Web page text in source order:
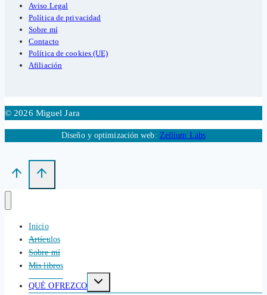
Aviso Legal
Política de privacidad
Sobre mí
Contacto
Política de cookies (UE)
Afiliación
© 2026 Miguel Jara
Diseño y optimización web: Zellium Labs
Inicio
Artículos
Sobre mí
Mis libros
QUÉ OFREZCO
Alternar